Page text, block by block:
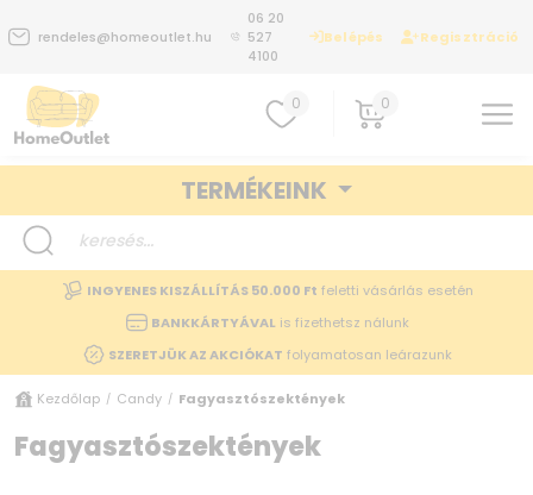
rendeles@homeoutlet.hu
06 20
527
4100
Belépés Regisztráció
0 0
TERMÉKEINK
INGYENES KISZÁLLÍTÁS 50.000 Ft feletti vásárlás esetén
BANKKÁRTYÁVALis fizethetsz nálunk
SZERETJÜK AZ AKCIÓKAT folyamatosan leárazunk
Kezdőlap / Candy / Fagyasztószektények
Fagyasztószektények